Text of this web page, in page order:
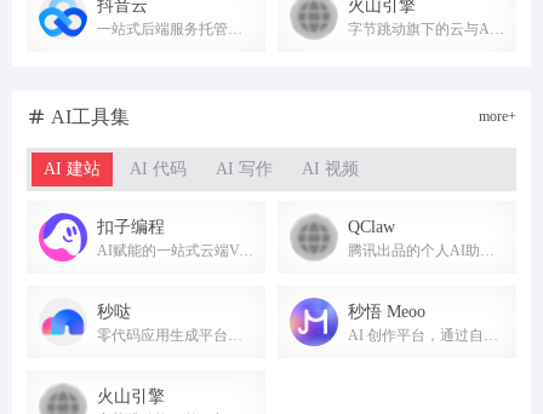
抖音云 火山引擎
AI工具集
AI 建站 AI 代码 AI 写作 AI 视频
more+
扣子编程 QClaw
秒哒 秒悟 Meoo
火山引擎